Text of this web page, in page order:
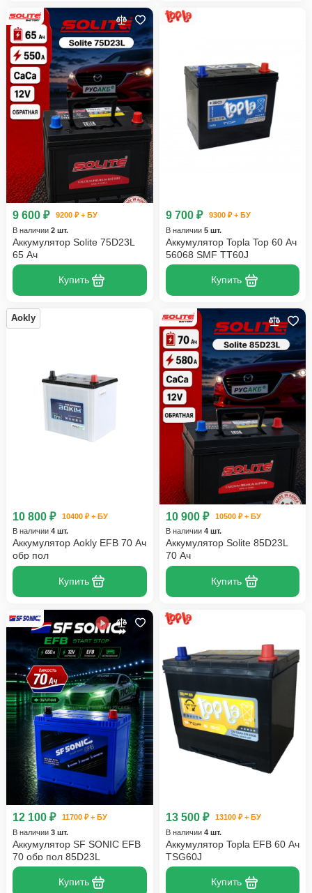
9 600 ₽
9200 ₽ + БУ
В наличии 2 шт.
Аккумулятор Solite 75D23L
65 Ач
Купить
9 700 ₽
9300 ₽ + БУ
В наличии 5 шт.
Аккумулятор Topla Top 60 Ач
56068 SMF TT60J
Купить
Aokly
10 800 ₽
10400 ₽ + БУ
В наличии 4 шт.
Аккумулятор Aokly EFB 70 Ач
обр пол
Купить
10 900 ₽
10500 ₽ + БУ
В наличии 4 шт.
Аккумулятор Solite 85D23L
70 Ач
Купить
12 100 ₽
11700 ₽ + БУ
В наличии 3 шт.
Аккумулятор SF SONIC EFB
70 обр пол 85D23L
Купить
13 500 ₽
13100 ₽ + БУ
В наличии 4 шт.
Аккумулятор Topla EFB 60 Ач
TSG60J
Купить